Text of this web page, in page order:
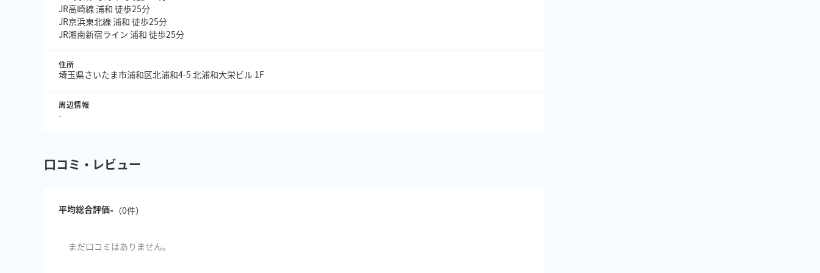
JR高崎線 浦和 徒歩25分
JR京浜東北線 浦和 徒歩25分
JR湘南新宿ライン 浦和 徒歩25分
住所
埼玉県さいたま市浦和区北浦和4-5 北浦和大栄ビル 1F
周辺情報
-
口コミ・レビュー
平均総合評価-（0件）
まだ口コミはありません。